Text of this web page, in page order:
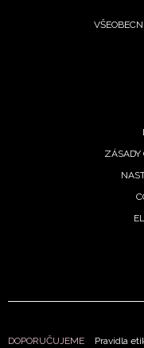
ZÁSADY
DOPORUČUJEME Pravidla